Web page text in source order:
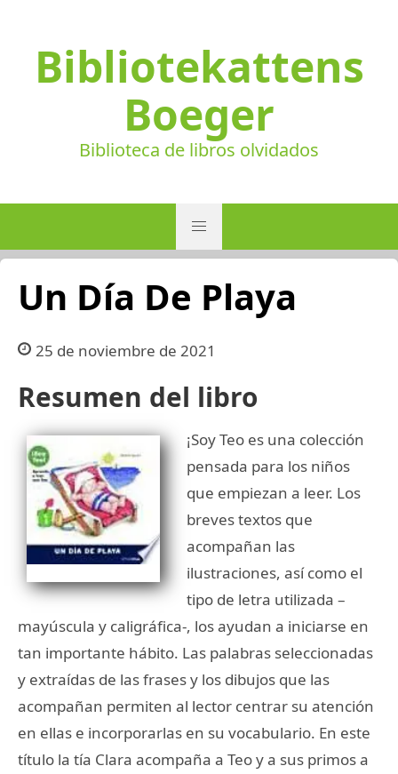
Bibliotekattens
Boeger
Biblioteca de libros olvidados
Un Día De Playa
25 de noviembre de 2021
Resumen del libro
¡Soy Teo es una colección
pensada para los niños
que empiezan a leer. Los
breves textos que
acompañan las
ilustraciones, así como el
tipo de letra utilizada –
mayúscula y caligráfica-, los ayudan a iniciarse en
tan importante hábito. Las palabras seleccionadas
y extraídas de las frases y los dibujos que las
acompañan permiten al lector centrar su atención
en ellas e incorporarlas en su vocabulario. En este
título la tía Clara acompaña a Teo y a sus primos a